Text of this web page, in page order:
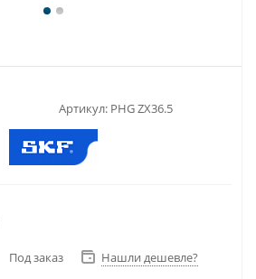
Артикул: PHG ZX36.5
Под заказ Нашли дешевле?